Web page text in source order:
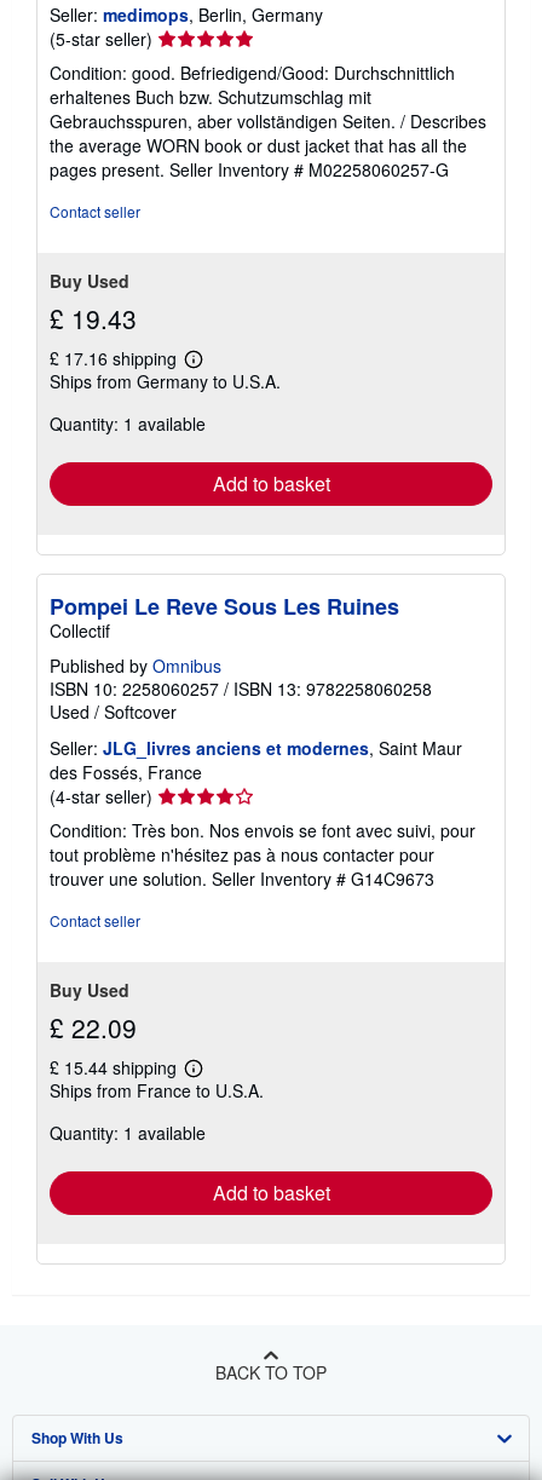
Seller: medimops, Berlin, Germany
(5-star seller) Seller
rating
5
out
of
5
stars
Condition: good. Befriedigend/Good: Durchschnittlich
erhaltenes Buch bzw. Schutzumschlag mit
Gebrauchsspuren, aber vollständigen Seiten. / Describes
the average WORN book or dust jacket that has all the
pages present. Seller Inventory # M02258060257-G
Contact seller
Buy Used
£ 19.43
£ 17.16 shipping
Learn
more
shipping
Ships from Germany to U.S.A.
Quantity: 1 available
Add to basket
Pompei Le Reve Sous Les Ruines
Collectif
Published by Omnibus
ISBN 10: 2258060257 / ISBN 13: 9782258060258
Used / Softcover
Seller: JLG_livres anciens et modernes, Saint Maur
des Fossés, France
(4-star seller) Seller
rating
4
out
of
Condition: Très bon. Nos envois se font avec suivi, pour
tout problème n'hésitez pas à nous contacter pour
trouver une solution. Seller Inventory # G14C9673
Contact seller
Buy Used
£ 22.09
£ 15.44 shipping
Learn
more
shipping
Ships from France to U.S.A.
Quantity: 1 available
Add to basket
BACK TO TOP
Shop With Us